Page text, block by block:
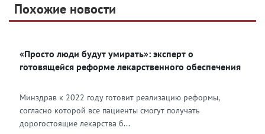
Telegram
Одноклассники
Яндекс Дзен
Похожие новости
«Просто люди будут умирать»: эксперт о
готовящейся реформе лекарственного обеспечения
Минздрав к 2022 году готовит реализацию реформы,
согласно которой все пациенты смогут получать
дорогостоящие лекарства б...